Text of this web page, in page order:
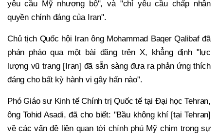
yêu cầu Mỹ nhượng bộ", và "chỉ yêu cầu chấp nhận
quyền chính đáng của Iran".
Chủ tịch Quốc hội Iran ông Mohammad Baqer Qalibaf đã
phản pháo qua một bài đăng trên X, khẳng định "lực
lượng vũ trang [Iran] đã sẵn sàng đưa ra phản ứng thích
đáng cho bất kỳ hành vi gây hấn nào".
Phó Giáo sư Kinh tế Chính trị Quốc tế tại Đại học Tehran,
ông Tohid Asadi, đã cho biết: "Bầu không khí [tại Tehran]
về các vấn đề liên quan tới chính phủ Mỹ chìm trong sự